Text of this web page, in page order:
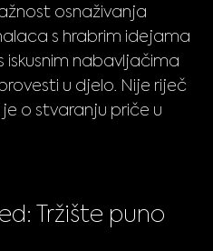
osnaživanja
s hrabrim idejama
nabavljačima
u djelo. Nije riječ
o stvaranju priče u
Tržište puno